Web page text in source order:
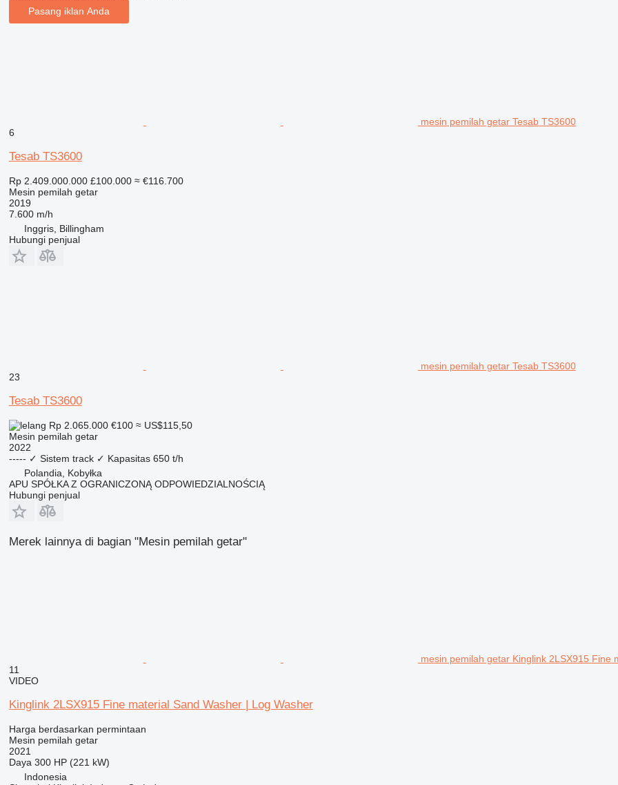
Pasang iklan Anda
mesin pemilah getar Tesab TS3600
6
Tesab TS3600
Rp 2.409.000.000 £100.000 ≈ €116.700
Mesin pemilah getar
2019
7.600 m/h
Inggris, Billingham
Hubungi penjual
mesin pemilah getar Tesab TS3600
23
Tesab TS3600
Rp 2.065.000 €100 ≈ US$115,50
Mesin pemilah getar
2022
----- ✓ Sistem track ✓ Kapasitas 650 t/h
Polandia, Kobyłka
APU SPÓŁKA Z OGRANICZONĄ ODPOWIEDZIALNOŚCIĄ
Hubungi penjual
Merek lainnya di bagian "Mesin pemilah getar"
mesin pemilah getar Kinglink 2LSX915 Fine
11
VIDEO
Kinglink 2LSX915 Fine material Sand Washer | Log Washer
Harga berdasarkan permintaan
Mesin pemilah getar
2021
Daya 300 HP (221 kW)
Indonesia